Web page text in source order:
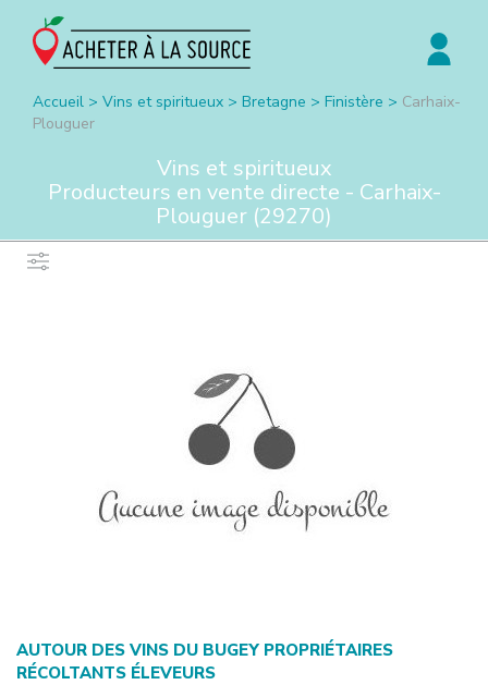
Accueil > Vins et spiritueux > Bretagne > Finistère > Carhaix-
Plouguer
Vins et spiritueux
Producteurs en vente directe - Carhaix-
Plouguer (29270)
AUTOUR DES VINS DU BUGEY PROPRIÉTAIRES
RÉCOLTANTS ÉLEVEURS